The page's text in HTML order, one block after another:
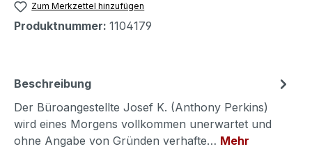
Zum Merkzettel hinzufügen
Produktnummer: 1104179
Beschreibung
Der Büroangestellte Josef K. (Anthony Perkins)
wird eines Morgens vollkommen unerwartet und
ohne Angabe von Gründen verhafte… Mehr